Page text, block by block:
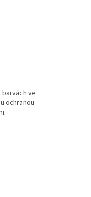
ve
ochranou